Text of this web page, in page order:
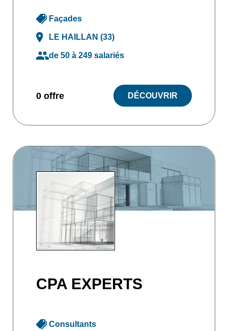
Façades
LE HAILLAN (33)
de 50 à 249 salariés
0 offre DÉCOUVRIR
CPA EXPERTS
Consultants